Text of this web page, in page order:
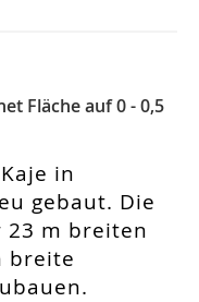
Fläche auf 0 - 0,5
in
gebaut. Die
23 m breiten
breite